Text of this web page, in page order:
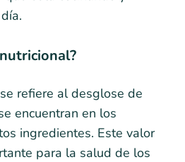
refiere al desglose de
encuentran en los
ingredientes. Este valor
para la salud de los